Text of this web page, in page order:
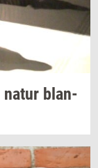
natur blan­